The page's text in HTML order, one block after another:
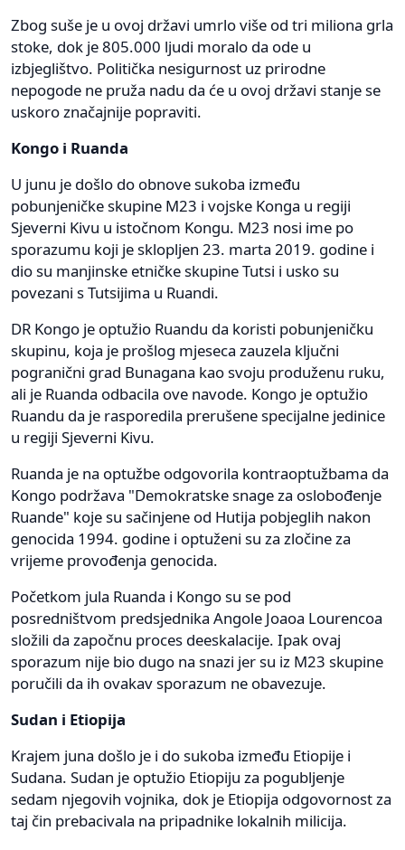
Zbog suše je u ovoj državi umrlo više od tri miliona grla
stoke, dok je 805.000 ljudi moralo da ode u
izbjeglištvo. Politička nesigurnost uz prirodne
nepogode ne pruža nadu da će u ovoj državi stanje se
uskoro značajnije popraviti.
Kongo i Ruanda
U junu je došlo do obnove sukoba između
pobunjeničke skupine M23 i vojske Konga u regiji
Sjeverni Kivu u istočnom Kongu. M23 nosi ime po
sporazumu koji je sklopljen 23. marta 2019. godine i
dio su manjinske etničke skupine Tutsi i usko su
povezani s Tutsijima u Ruandi.
DR Kongo je optužio Ruandu da koristi pobunjeničku
skupinu, koja je prošlog mjeseca zauzela ključni
pogranični grad Bunagana kao svoju produženu ruku,
ali je Ruanda odbacila ove navode. Kongo je optužio
Ruandu da je rasporedila prerušene specijalne jedinice
u regiji Sjeverni Kivu.
Ruanda je na optužbe odgovorila kontraoptužbama da
Kongo podržava "Demokratske snage za oslobođenje
Ruande" koje su sačinjene od Hutija pobjeglih nakon
genocida 1994. godine i optuženi su za zločine za
vrijeme provođenja genocida.
Početkom jula Ruanda i Kongo su se pod
posredništvom predsjednika Angole Joaoa Lourencoa
složili da započnu proces deeskalacije. Ipak ovaj
sporazum nije bio dugo na snazi jer su iz M23 skupine
poručili da ih ovakav sporazum ne obavezuje.
Sudan i Etiopija
Krajem juna došlo je i do sukoba između Etiopije i
Sudana. Sudan je optužio Etiopiju za pogubljenje
sedam njegovih vojnika, dok je Etiopija odgovornost za
taj čin prebacivala na pripadnike lokalnih milicija.